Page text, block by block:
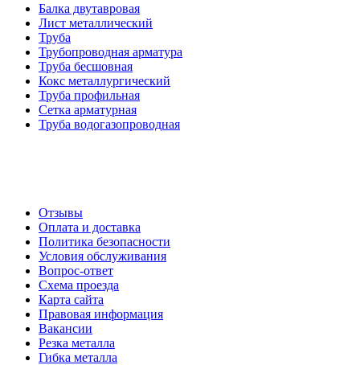
Балка двутавровая
Лист металлический
Труба
Трубопроводная арматура
Труба бесшовная
Кокс металлургический
Труба профильная
Cетка арматурная
Труба водогазопроводная
Отзывы
Оплата и доставка
Политика безопасности
Условия обслуживания
Вопрос-ответ
Схема проезда
Карта сайта
Правовая информация
Вакансии
Резка металла
Гибка металла